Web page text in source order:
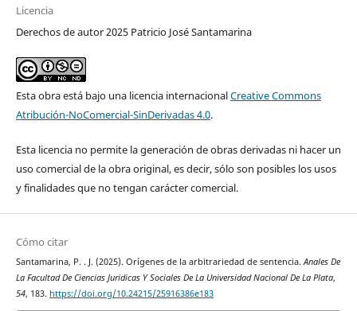
Licencia
Derechos de autor 2025 Patricio José Santamarina
Esta obra está bajo una licencia internacionalCreative Commons
Atribución-NoComercial-SinDerivadas 4.0.
Esta licencia no permite la generación de obras derivadas ni hacer un
uso comercial de la obra original, es decir, sólo son posibles los usos
y finalidades que no tengan carácter comercial.
Cómo citar
Santamarina, P. . J. (2025). Orígenes de la arbitrariedad de sentencia.Anales De
La Facultad De Ciencias Juridicas Y Sociales De La Universidad Nacional De La Plata,
54, 183. https://doi.org/10.24215/25916386e183